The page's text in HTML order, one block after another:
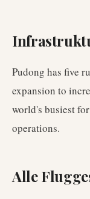
Pudong has five
expansion to
world's busiest
operations.
Alle